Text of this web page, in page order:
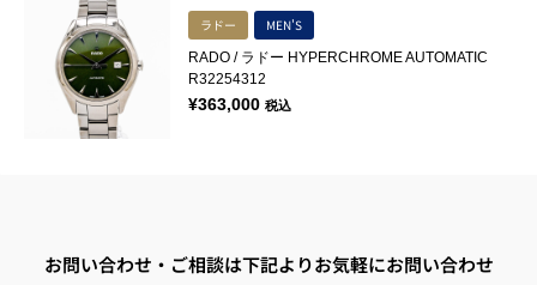
ラドー MEN'S
RADO / ラドー HYPERCHROME AUTOMATIC
R32254312
¥363,000 税込
お問い合わせ・ご相談は下記よりお気軽にお問い合わせ